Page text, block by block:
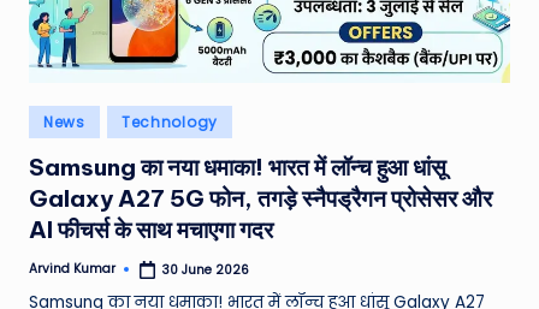
e
N
e
w
s
A
ro
u
Posted
in
News Technology
Samsung का नया धमाका! भारत में लॉन्च हुआ धांसू
Galaxy A27 5G फोन, तगड़े स्नैपड्रैगन प्रोसेसर और
AI फीचर्स के साथ मचाएगा गदर
Posted
Arvind Kumar 30 June 2026
Samsung का नया धमाका! भारत में लॉन्च हुआ धांसू Galaxy A27